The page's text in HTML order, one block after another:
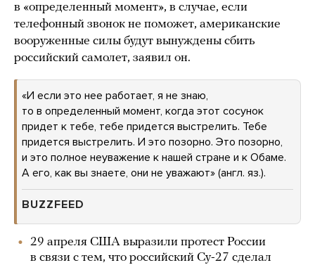
в «определенный момент», в случае, если
телефонный звонок не поможет, американские
вооруженные силы будут вынуждены сбить
российский самолет, заявил он.
«И если это нее работает, я не знаю,
то в определенный момент, когда этот сосунок
придет к тебе, тебе придется выстрелить. Тебе
придется выстрелить. И это позорно. Это позорно,
и это полное неуважение к нашей стране и к Обаме.
А его, как вы знаете, они не уважают» (англ. яз.).
BUZZFEED
29 апреля США выразили протест России
в связи с тем, что российский Су-27 сделал